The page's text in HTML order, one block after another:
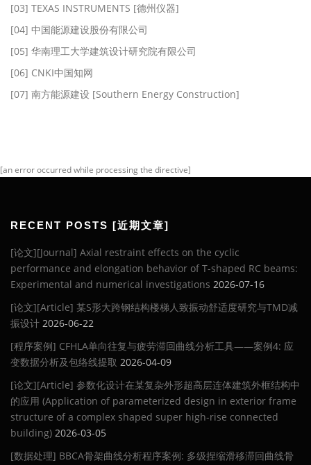
[03] TEXAS INSTRUMENTS [德州仪器]
[04] 中国能源建设股份有限公司
[05] 华南理工大学建筑设计研究院有限公司
[06] CNKI中国知网
[07] 南方能源建设 [Southern Energy Construction]
[an error occurred while processing the directive]
RECENT POSTS [近期文章]
[论文][Journal] Axial restraint effects on the cyclic
performance and elongation behavior of T-shaped RC beams:
Experimental and numerical investigations 2026-07-16
[论文][Article] 某S形大跨钢结构楼梯人致振动舒适度研究与TMD减
振设计 2026-06-22
[程序案例] CFHLA单向往复与疲劳滞回曲线分析工具——案例4: 应
变数据分析及包络线提取 2026-04-09
[论文][Article] 参数化设计在某复杂外形超高层连体建筑外框结构中
的应用 (Application of parameterized design in exterior frame
structure of a complex shaped super high-rise connected
building) 2026-03-05
[数据处理] BBCA骨架曲线分析程序案例: 多级捏缩滑移滞回曲线骨